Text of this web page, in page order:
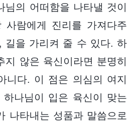
님의 어떠함을 나타낼 것이
사람에게 진리를 가져다주
길을 가리켜 줄 수 있다. 하
지 않은 육신이라면 분명히
니다. 이 점은 의심의 여지
나님이 입은 육신이 맞는
나타내는 성품과 말씀으로